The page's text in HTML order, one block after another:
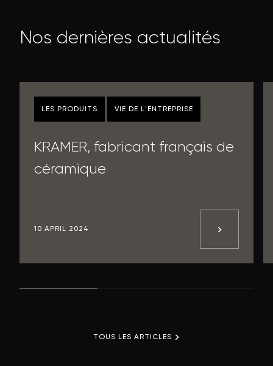
Nos dernières actua ités
LES PRODUITS VIE DE L'ENTREPRISE
KRAMER, fabricant français de
céramique
10 APRIL 2024
TOUS LES ARTICLES